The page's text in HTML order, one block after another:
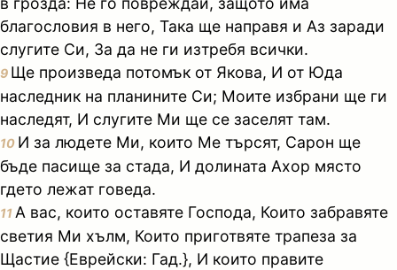
благословия в него, Така ще направя и Аз заради
слугите Си, За да не ги изтребя всички.
9 Ще произведа потомък от Якова, И от Юда
наследник на планините Си; Моите избрани ще ги
наследят, И слугите Ми ще се заселят там.
10 И за людете Ми, които Ме търсят, Сарон ще
бъде пасище за стада, И долината Ахор място
гдето лежат говеда.
11 А вас, които оставяте Господа, Които забравяте
светия Ми хълм, Които приготвяте трапеза за
Щастие {Еврейски: Гад.}, И които правите